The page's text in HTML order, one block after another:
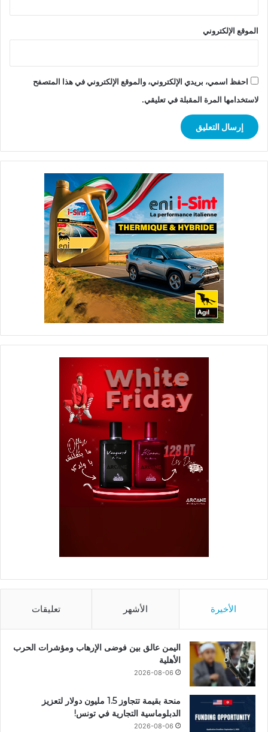
الموقع الإلكتروني
احفظ اسمي، بريدي الإلكتروني، والموقع الإلكتروني في هذا المتصفح
لاستخدامها المرة المقبلة في تعليقي.
الأخيرة الأشهر تعليقات
اليمن عالق بين فوضى الإرهاب ومؤشرات الحرب
الأهلية
2026-08-06
منحة بقيمة تتجاوز 1.5 مليون دولار لتعزيز
الدبلوماسية التجارية في تونس!
2026-08-06